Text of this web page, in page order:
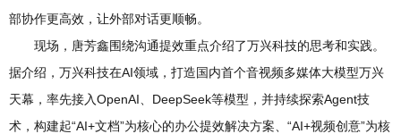
部协作更高效，让外部对话更顺畅。
现场，唐芳鑫围绕沟通提效重点介绍了万兴科技的思考和实践。
据介绍，万兴科技在AI领域，打造国内首个音视频多媒体大模型万兴
天幕，率先接入OpenAI、DeepSeek等模型，并持续探索Agent技
术，构建起“AI+文档”为核心的办公提效解决方案、“AI+视频创意”为核